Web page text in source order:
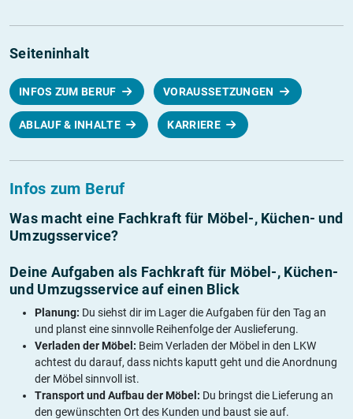
Seiteninhalt
INFOS ZUM BERUF VORAUSSETZUNGEN
ABLAUF & INHALTE KARRIERE
Infos zum Beruf
Was macht eine Fachkraft für Möbel-, Küchen- und
Umzugsservice?
Deine Aufgaben als Fachkraft für Möbel-, Küchen-
und Umzugsservice auf einen Blick
Planung: Du siehst dir im Lager die Aufgaben für den Tag an
und planst eine sinnvolle Reihenfolge der Auslieferung.
Verladen der Möbel: Beim Verladen der Möbel in den LKW
achtest du darauf, dass nichts kaputt geht und die Anordnung
der Möbel sinnvoll ist.
Transport und Aufbau der Möbel: Du bringst die Lieferung an
den gewünschten Ort des Kunden und baust sie auf.